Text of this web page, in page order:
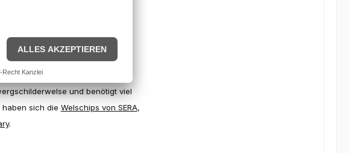
und benötigt viel
sich die Welschips von SERA,
.